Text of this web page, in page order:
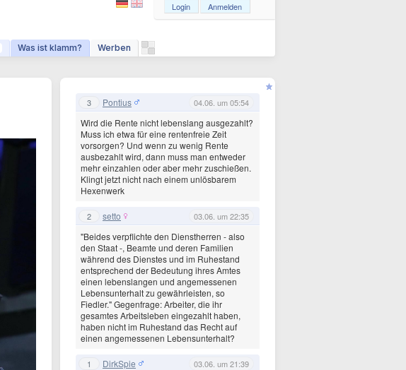
Was ist klamm? Werben
Login Anmelden
3 Pontius 04.06. um 05:54
Wird die Rente nicht lebenslang ausgezahlt?
Muss ich etwa für eine rentenfreie Zeit
vorsorgen? Und wenn zu wenig Rente
ausbezahlt wird, dann muss man entweder
mehr einzahlen oder aber mehr zuschießen.
Klingt jetzt nicht nach einem unlösbarem
Hexenwerk
2 setto 03.06. um 22:35
"Beides verpflichte den Dienstherren - also
den Staat -, Beamte und deren Familien
während des Dienstes und im Ruhestand
entsprechend der Bedeutung ihres Amtes
einen lebenslangen und angemessenen
Lebensunterhalt zu gewährleisten, so
Fiedler." Gegenfrage: Arbeiter, die ihr
gesamtes Arbeitsleben eingezahlt haben,
haben nicht im Ruhestand das Recht auf
einen angemessenen Lebensunterhalt?
1 DirkSpie 03.06. um 21:39